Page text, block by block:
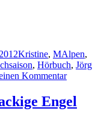
Kristine, MAlpen,
, Hörbuch, Jörg
Kommentarzu
447:
Jörg
Engel